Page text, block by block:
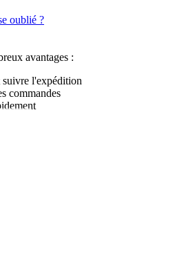
oublié ?
avantages :
l'expédition
commandes